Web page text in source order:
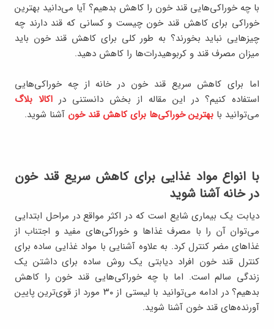
با چه خوراکی‌هایی قند خون را کاهش بدهیم؟ آیا می‌دانید بهترین
خوراکی برای کاهش قند خون چیست و کسانی که قند دارند چه
چیزهایی نباید بخورند؟ به طور کلی برای کاهش قند خون باید
میزان مصرف قند و کربوهیدرات‌ها را کاهش دهید.
اما برای کاهش سریع قند خون در خانه از چه خوراکی‌هایی
استفاده کنیم؟ در این مقاله از بخش دانستنی در اکالا بلاگ
می‌توانید با بهترین خوراکی‌ها برای کاهش قند خون آشنا شوید.
با انواع مواد غذایی برای کاهش سریع قند خون
در خانه آشنا شوید
دیابت یک بیماری شایع است که در اکثر مواقع در مراحل ابتدایی
می‌توان آن را با مصرف غذاها و خوراکی‌های مفید و اجتناب از
غذاهای مضر کنترل کرد. به علاوه آشنایی با مواد غذایی ساده برای
کنترل قند خون افراد دیابتی یک روش ساده برای داشتن یک
زندگی سالم است. اما با چه خوراکی‌هایی قند خون را کاهش
بدهیم؟ در ادامه می‌توانید با لیستی از ۳۰ مورد از قوی‌ترین پایین
آورنده‌های قند خون آشنا شوید.